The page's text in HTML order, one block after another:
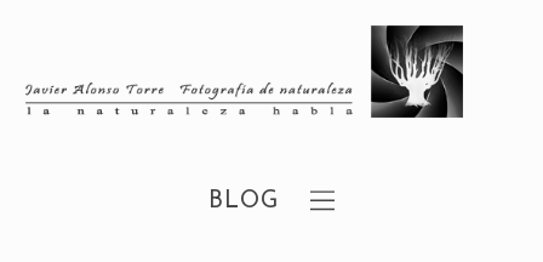
BLOG